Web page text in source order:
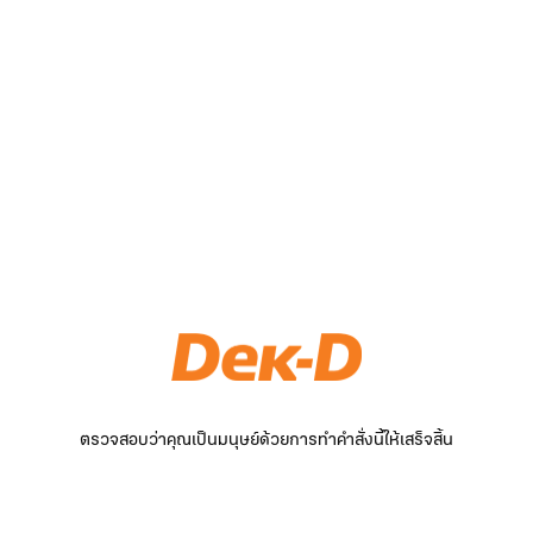
ตรวจสอบว่าคุณเป็นมนุษย์ด้วยการทำคำสั่งนี้ให้เสร็จสิ้น